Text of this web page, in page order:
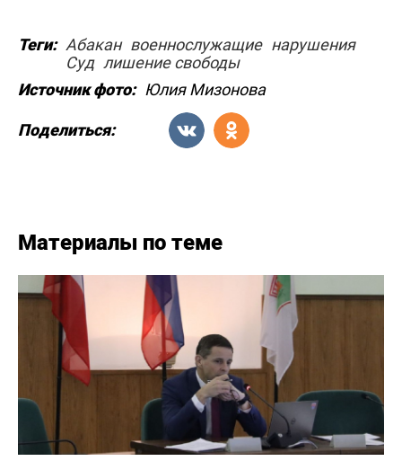
Теги: Абакан военнослужащие нарушения
Суд лишение свободы
Источник фото: Юлия Мизонова
Поделиться:
Материалы по теме